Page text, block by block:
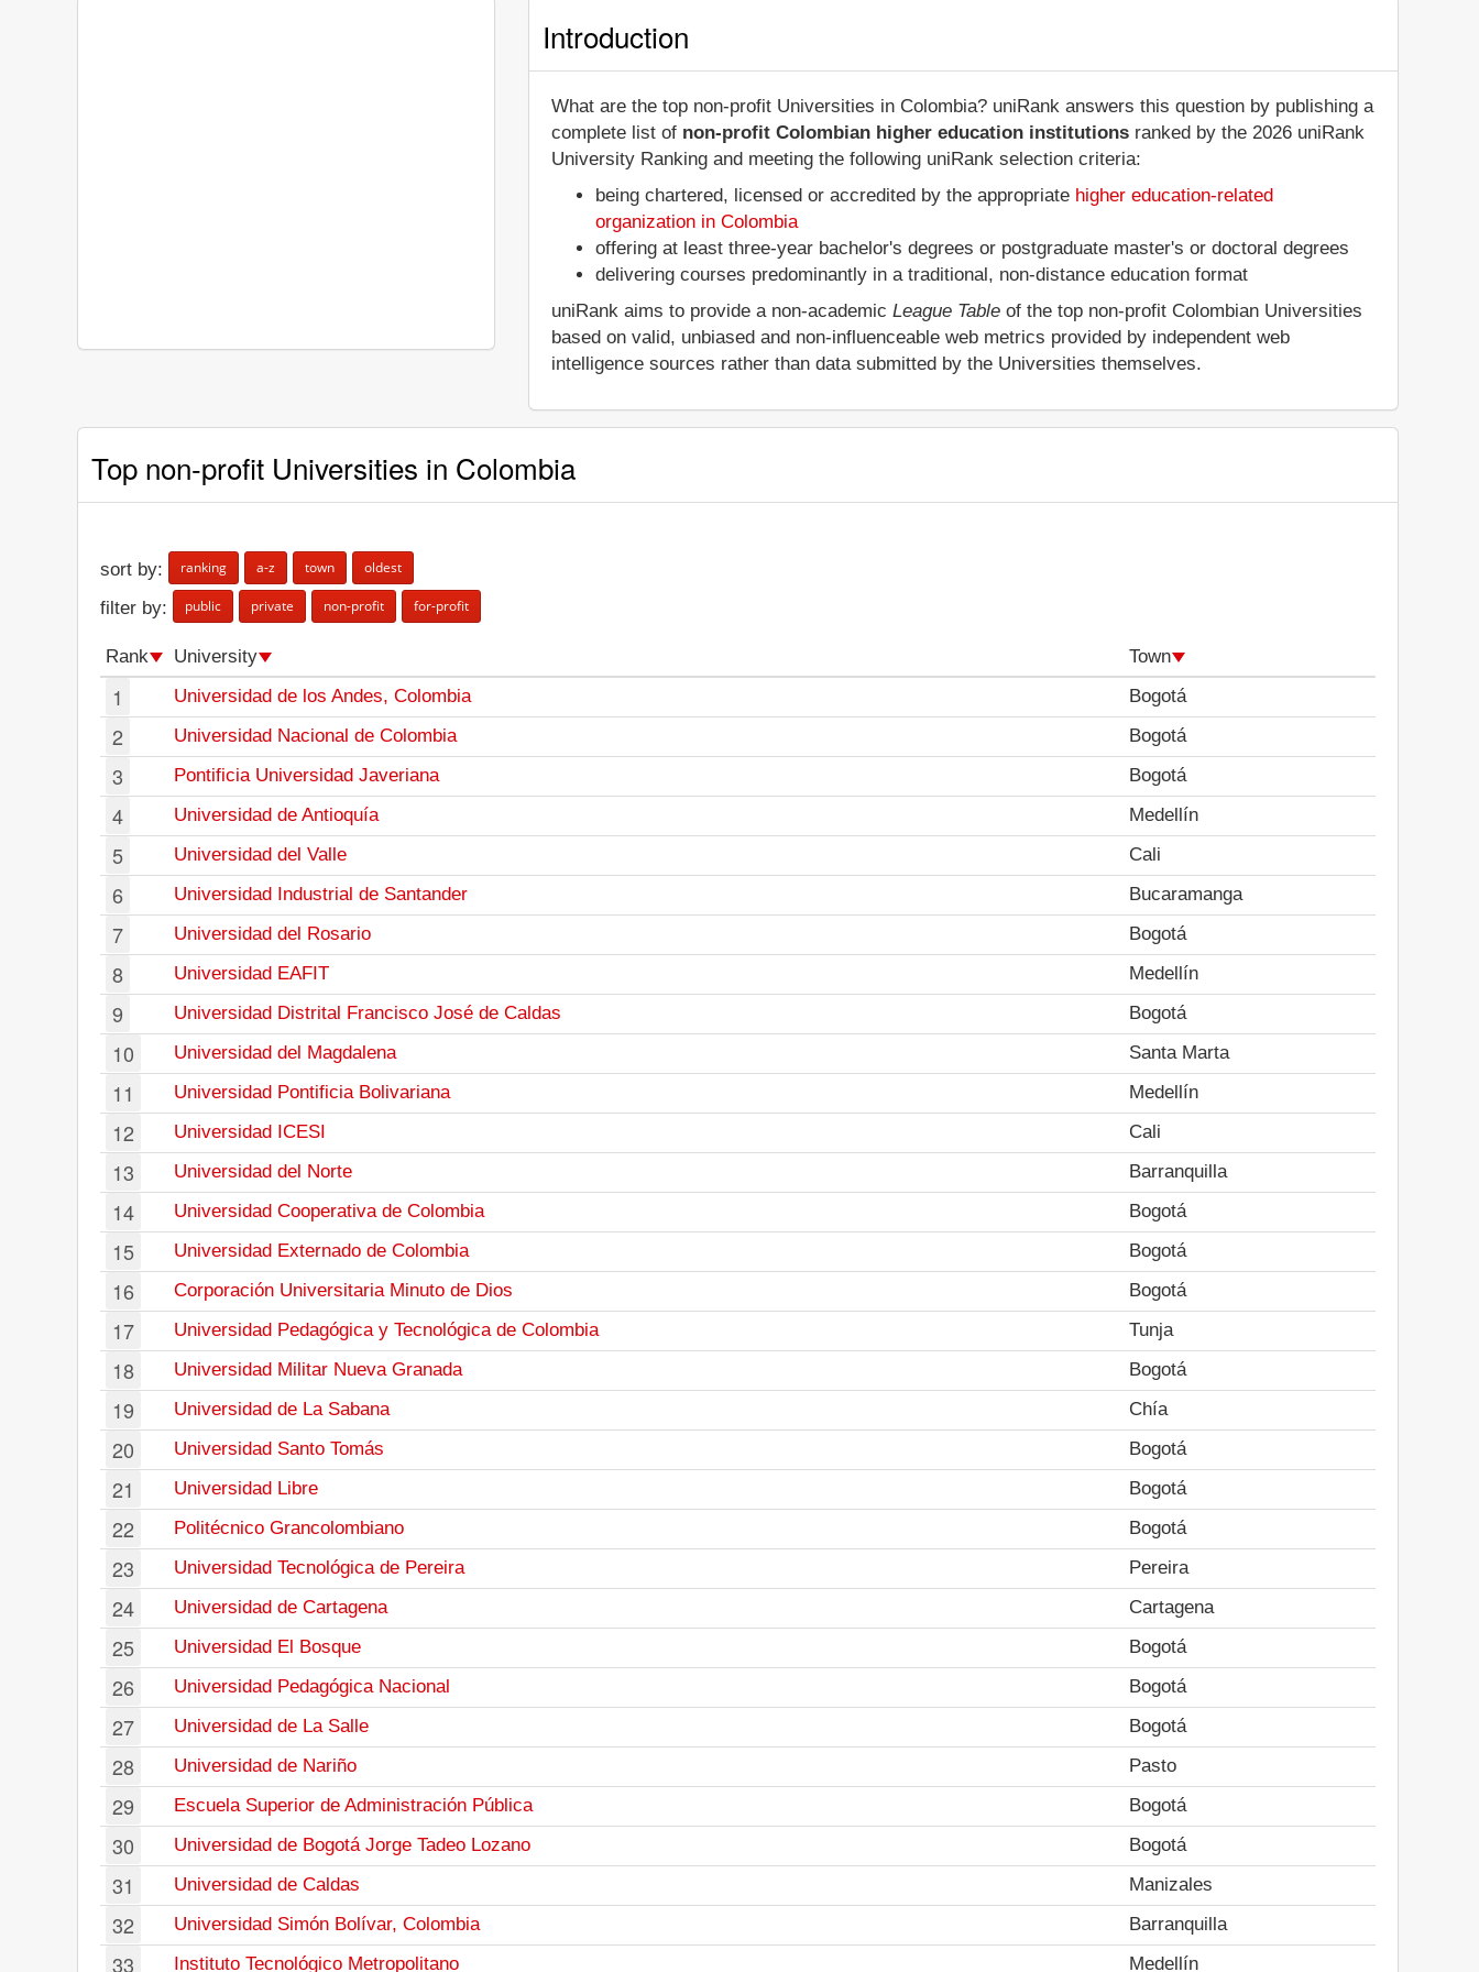
Introduction
What are the top non-profit Universities in Colombia? uniRank answers this question by publishing a
complete list of non-profit Colombian higher education institutions ranked by the 2026 uniRank
University Ranking and meeting the following uniRank selection criteria:
being chartered, licensed or accredited by the appropriate higher education-related
organization in Colombia
offering at least three-year bachelor's degrees or postgraduate master's or doctoral degrees
delivering courses predominantly in a traditional, non-distance education format
uniRank aims to provide a non-academicLeague Table of the top non-profit Colombian Universities
based on valid, unbiased and non-influenceable web metrics provided by independent web
intelligence sources rather than data submitted by the Universities themselves.
Top non-profit Universities in Colombia
sort by: ranking a-z town oldest
filter by: public private non-profit for-profit
Rank University Town
1 Universidad de los Andes, Colombia Bogotá
2 Universidad Nacional de Colombia Bogotá
3 Pontificia Universidad Javeriana Bogotá
4 Universidad de Antioquía Medellín
5 Universidad del Valle Cali
6 Universidad Industrial de Santander Bucaramanga
7 Universidad del Rosario Bogotá
8 Universidad EAFIT Medellín
9 Universidad Distrital Francisco José de Caldas Bogotá
10 Universidad del Magdalena Santa Marta
11 Universidad Pontificia Bolivariana Medellín
12 Universidad ICESI Cali
13 Universidad del Norte Barranquilla
14 Universidad Cooperativa de Colombia Bogotá
15 Universidad Externado de Colombia Bogotá
16 Corporación Universitaria Minuto de Dios Bogotá
17 Universidad Pedagógica y Tecnológica de Colombia Tunja
18 Universidad Militar Nueva Granada Bogotá
19 Universidad de La Sabana Chía
20 Universidad Santo Tomás Bogotá
21 Universidad Libre Bogotá
22 Politécnico Grancolombiano Bogotá
23 Universidad Tecnológica de Pereira Pereira
24 Universidad de Cartagena Cartagena
25 Universidad El Bosque Bogotá
26 Universidad Pedagógica Nacional Bogotá
27 Universidad de La Salle Bogotá
28 Universidad de Nariño Pasto
29 Escuela Superior de Administración Pública Bogotá
30 Universidad de Bogotá Jorge Tadeo Lozano Bogotá
31 Universidad de Caldas Manizales
32 Universidad Simón Bolívar, Colombia Barranquilla
33 Instituto Tecnológico Metropolitano Medellín